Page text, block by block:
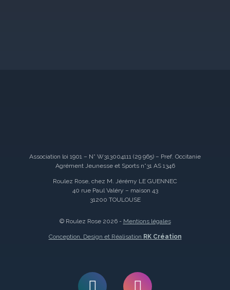
Association loi 1901 – N° W313004111 (29 965) – Pref. Occitanie
Agrément Jeunesse et Sports n°31 AS 1346
Roulez Rose, chez M. Jérémy LE GUENNEC
40 rue Paul Valéry – maison 43
31200 TOULOUSE
© Roulez Rose 2026 - Mentions légales
Conception, Design et Réalisation RK Création